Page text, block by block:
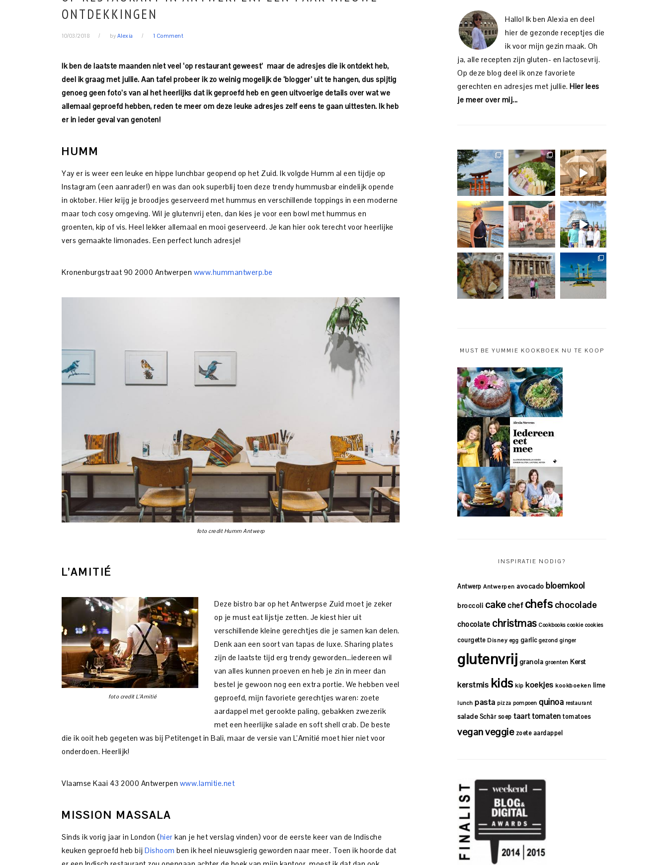
ONTDEKKINGEN
10/03/2018 by Alexia 1 Comment
Ik ben de laatste maanden niet veel ‘op restaurant geweest’ maar de adresjes die ik ontdekt heb,
deel ik graag met jullie. Aan tafel probeer ik zo weinig mogelijk de ‘blogger’ uit te hangen, dus spijtig
genoeg geen foto’s van al het heerlijks dat ik geproefd heb en geen uitvoerige details over wat we
allemaal geproefd hebben, reden te meer om deze leuke adresjes zelf eens te gaan uittesten. Ik heb
er in ieder geval van genoten!
HUMM
Yay er is weer een leuke en hippe lunchbar geopend op het Zuid. Ik volgde Humm al een tijdje op
Instagram (een aanrader!) en was dan ook superblij toen deze trendy hummusbar eindelijk opende
in oktober. Hier krijg je broodjes geserveerd met hummus en verschillende toppings in een moderne
maar toch cosy omgeving. Wil je glutenvrij eten, dan kies je voor een bowl met hummus en
groenten, kip of vis. Heel lekker allemaal en mooi geserveerd. Je kan hier ook terecht voor heerlijke
vers gemaakte limonades. Een perfect lunch adresje!
Kronenburgstraat 90 2000 Antwerpen www.hummantwerp.be
foto credit Humm Antwerp
L’AMITIÉ
foto credit L’Amitié
Deze bistro bar op het Antwerpse Zuid moet je zeker
op je must eat lijstje zetten. Je kiest hier uit
verschillende kleine gerechtjes die je samen kan delen.
Denk aan een soort van tapas de luxe. Sharing plates
zijn de laatste tijd erg trendy geworden…iedereen wil
van alles kunnen proeven en heb je zin in meer dan
bestel je gewoon nog een extra portie. We hebben veel
geproefd, mijn favoriete gerechtjes waren: zoete
aardappel met gerookte paling, gebakken zwezerik
met een heerlijke salade en soft shell crab. De beste
die ik ooit heb gegeten was bij Petitenget in Bali, maar de versie van L’Amitié moet hier niet voor
onderdoen. Heerlijk!
Vlaamse Kaai 43 2000 Antwerpen www.lamitie.net
MISSION MASSALA
Sinds ik vorig jaar in London (hier kan je het verslag vinden) voor de eerste keer van de Indische
keuken geproefd heb bij Dishoom ben ik heel nieuwsgierig geworden naar meer. Toen ik hoorde dat
Hallo! Ik ben Alexia en deel
hier de gezonde receptjes die
ik voor mijn gezin maak. Oh
ja, alle recepten zijn gluten- en lactosevrij.
Op deze blog deel ik onze favoriete
gerechten en adresjes met jullie. Hier lees
je meer over mij...
MUST BE YUMMIE KOOKBOEK NU TE KOOP
INSPIRATIE NODIG?
Antwerp Antwerpen avocado bloemkool
broccoli cakechef chefs chocolade
chocolate christmas Cookbooks cookie cookies
courgette Disney egg garlic gezond ginger
glutenvrij granola groenten Kerst
kerstmis kids kip koekjes kookboeken lime
lunch pasta pizza pompoen quinoa restaurant
salade Schär soep taarttomaten tomatoes
veganveggie zoete aardappel